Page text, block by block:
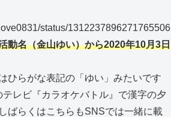
status/1312237896271765506
動名（金山ゆい）から2020年10月3日
ひらがな表記の「ゆい」みたいです
レビ『カラオケバトル』で漢字の夕
ばらくはこちらもSNSでは一緒に載